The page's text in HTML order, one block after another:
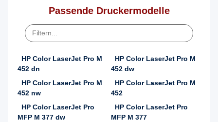
Passende Druckermodelle
HP Color LaserJet Pro M
452 dn
HP Color LaserJet Pro M
452 dw
HP Color LaserJet Pro M
452 nw
HP Color LaserJet Pro M
452
HP Color LaserJet Pro
MFP M 377 dw
HP Color LaserJet Pro
MFP M 377